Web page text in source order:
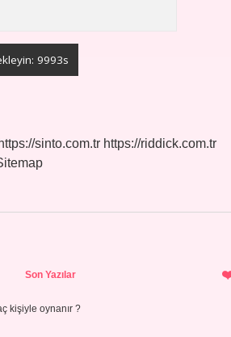
https://sinto.com.tr https://riddick.com.tr
Son Yazılar
kişiyle oynanır ?